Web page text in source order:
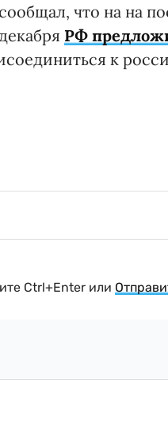
что на на
РФ
к
Ctrl+Enter или